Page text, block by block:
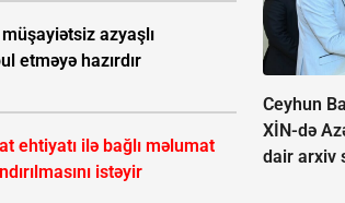
azyaşlı
etməyə hazırdır
ehtiyatı ilə bağlı məlumat
istəyir
Ceyhun
XİN-də
dair arxiv